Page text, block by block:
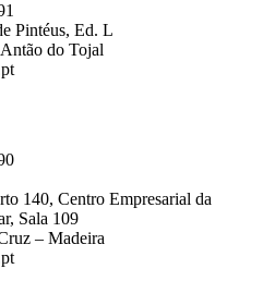
Pintéus, Ed. L
do Tojal
140, Centro Empresarial da
Sala 109
– Madeira